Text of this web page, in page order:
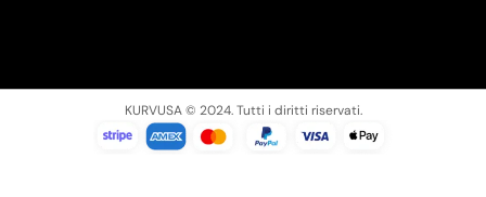
KURVUSA © 2024. Tutti i diritti riservati.